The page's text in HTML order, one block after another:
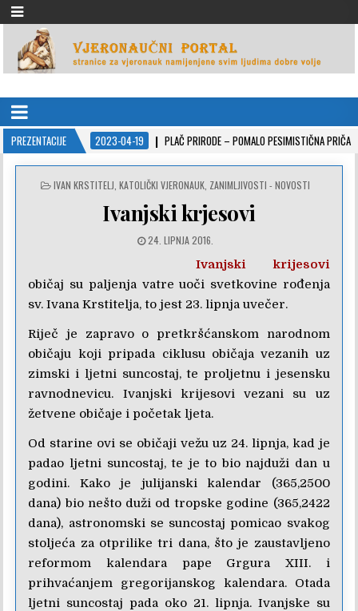
VJERONAUČNI PORTAL
PREZENTACIJE 2023-04-19 PLAČ PRIRODE – POMALO PESIMISTIČNA PRIČA
POSTED
IVAN KRSTITELJ KATOLIČKI VJERONAUK, ZANIMLJIVOSTI - NOVOSTI
Ivanjski krjesovi
24. LIPNJA 2016.
Ivanjski krijesovi
običaj su paljenja vatre uoči svetkovine rođenja
sv. Ivana Krstitelja, to jest 23. lipnja uvečer.
Riječ je zapravo o pretkršćanskom narodnom
običaju koji pripada ciklusu običaja vezanih uz
zimski i ljetni suncostaj, te proljetnu i jesensku
ravnodnevicu. Ivanjski krijesovi vezani su uz
žetvene običaje i početak ljeta.
Od starine ovi se običaji vežu uz 24. lipnja, kad je
padao ljetni suncostaj, te je to bio najduži dan u
godini. Kako je julijanski kalendar (365,2500
dana) bio nešto duži od tropske godine (365,2422
dana), astronomski se suncostaj pomicao svakog
stoljeća za otprilike tri dana, što je zaustavljeno
reformom kalendara pape Grgura XIII. i
prihvaćanjem gregorijanskog kalendara. Otada
ljetni suncostaj pada oko 21. lipnja. Ivanjske su